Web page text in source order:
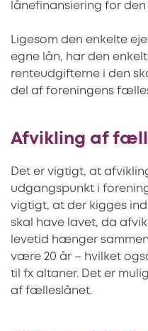
lånefinansiering for den
Ligesom den enkelte
egne lån, har den
renteudgifterne i den
del af foreningens
Afvikling af
Det er vigtigt, at
udgangspunkt i
vigtigt, at der kigges
skal have lavet, da
levetid hænger
være 20 år – hvilket
til fx altaner. Det er
af fælleslånet.